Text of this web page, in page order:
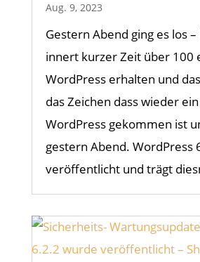
Aug. 9, 2023
Gestern Abend ging es los –
innert kurzer Zeit über 100
WordPress erhalten und
das Zeichen dass wieder
WordPress gekommen ist
gestern Abend. WordPress
veröffentlicht und trägt